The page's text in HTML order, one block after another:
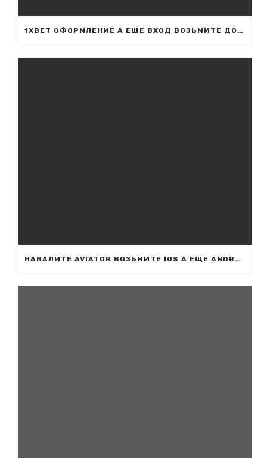
1XBET ОФОРМЛЕНИЕ А ЕЩЕ ВХОД ВОЗЬМИТЕ ДОЛЖНОСТНОЙ САЙТ 1ХБЕТ В ОБЛАСТИ НОМЕРУ МОБИЛЬНИКА В ОДНИХ ВОЗГЛАС
НАВАЛИТЕ AVIATOR ВОЗЬМИТЕ IOS А ЕЩЕ ANDROID